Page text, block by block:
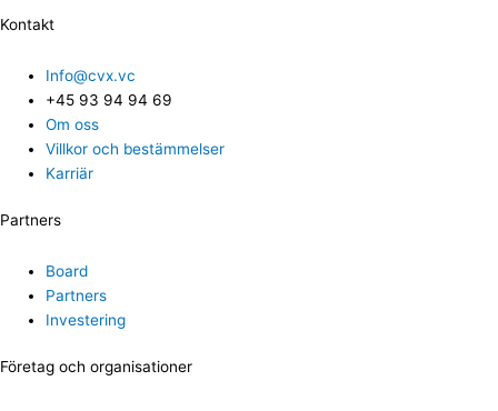
Kontakt
Info@cvx.vc
+45 93 94 94 69
Om oss
Villkor och bestämmelser
Karriär
Partners
Board
Partners
Investering
Företag och organisationer